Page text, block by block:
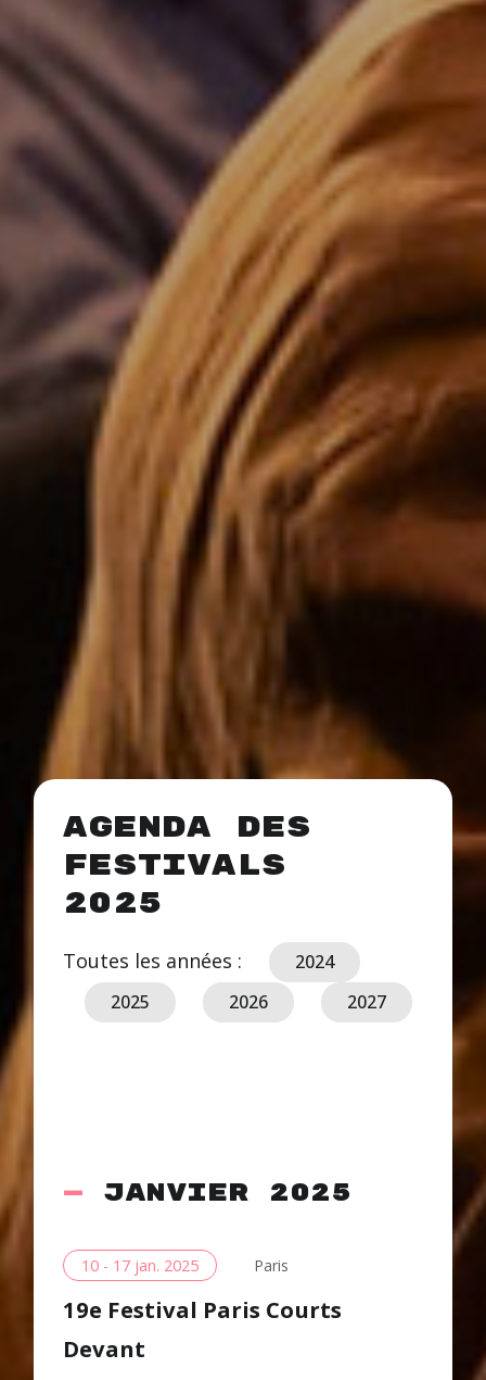
Agenda des
festivals
2025
Toutes les années :
2024
2025
2026 2027
janvier 2025
10 - 17 jan. 2025 Paris
19e Festival Paris Courts
Devant